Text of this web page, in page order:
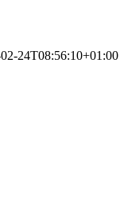
24T08:56:10+01:00